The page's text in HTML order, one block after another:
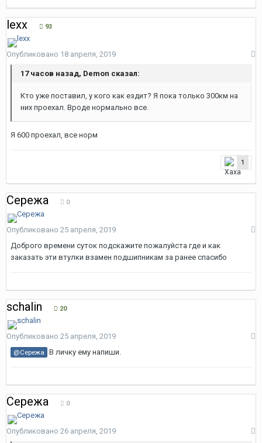
lexx 93
Опубликовано 18 апреля, 2019
17 часов назад, Demon сказал:
Кто уже поставил, у кого как ездит? Я пока только 300км на
них проехал. Вроде нормально все.
Я 600 проехал, все норм
1
Сережа 0
Опубликовано 25 апреля, 2019
Доброго времени суток подскажите пожалуйста где и как
заказать эти втулки взамен подшипникам за ранее спасибо
schalin 20
Опубликовано 25 апреля, 2019
@Сережа В личку ему напиши.
Сережа 0
Опубликовано 26 апреля, 2019